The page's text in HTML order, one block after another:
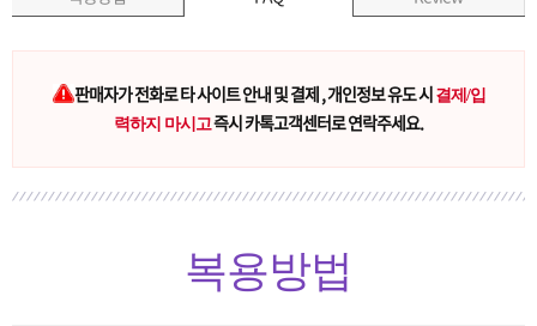
판매자가 전화로 타 사이트 안내 및 결제 , 개인정보 유도 시 결제/입
력하지 마시고즉시 카톡고객센터로 연락주세요.
복용방법